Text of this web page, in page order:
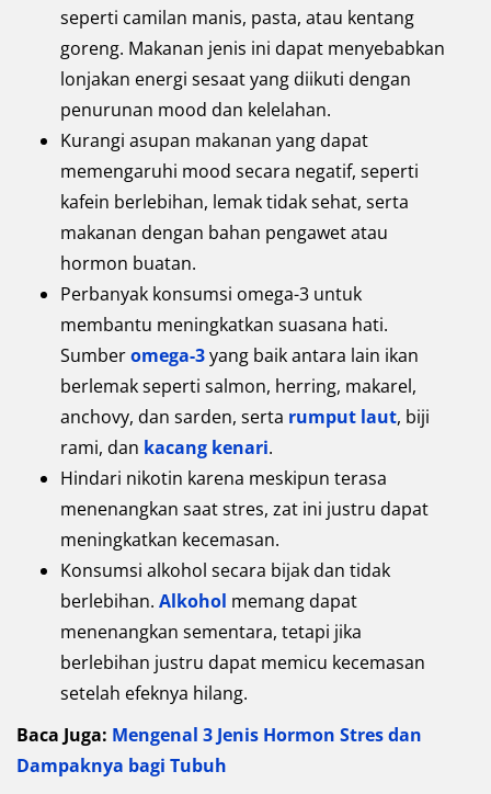
seperti camilan manis, pasta, atau kentang
goreng. Makanan jenis ini dapat menyebabkan
lonjakan energi sesaat yang diikuti dengan
penurunan mood dan kelelahan.
Kurangi asupan makanan yang dapat
memengaruhi mood secara negatif, seperti
kafein berlebihan, lemak tidak sehat, serta
makanan dengan bahan pengawet atau
hormon buatan.
Perbanyak konsumsi omega-3 untuk
membantu meningkatkan suasana hati.
Sumberomega-3yang baik antara lain ikan
berlemak seperti salmon, herring, makarel,
anchovy, dan sarden, serta rumput laut, biji
rami, dan kacang kenari.
Hindari nikotin karena meskipun terasa
menenangkan saat stres, zat ini justru dapat
meningkatkan kecemasan.
Konsumsi alkohol secara bijak dan tidak
berlebihan. Alkohol memang dapat
menenangkan sementara, tetapi jika
berlebihan justru dapat memicu kecemasan
setelah efeknya hilang.
Baca Juga: Mengenal 3 Jenis Hormon Stres dan
Dampaknya bagi Tubuh